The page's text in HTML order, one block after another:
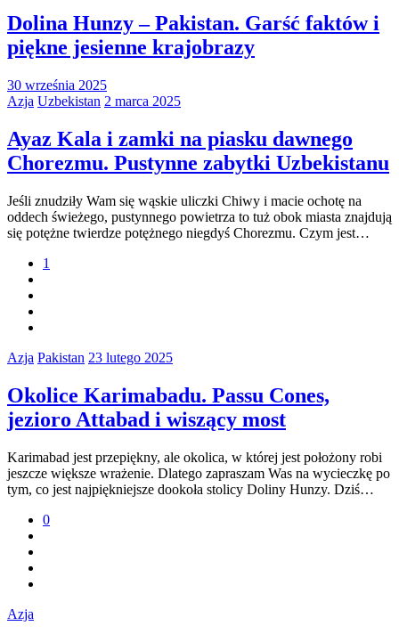
Dolina Hunzy – Pakistan. Garść faktów i
piękne jesienne krajobrazy
30 września 2025
Azja Uzbekistan 2 marca 2025
Ayaz Kala i zamki na piasku dawnego
Chorezmu. Pustynne zabytki Uzbekistanu
Jeśli znudziły Wam się wąskie uliczki Chiwy i macie ochotę na
oddech świeżego, pustynnego powietrza to tuż obok miasta znajdują
się potężne twierdze potężnego niegdyś Chorezmu. Czym jest…
1
Azja Pakistan 23 lutego 2025
Okolice Karimabadu. Passu Cones,
jezioro Attabad i wiszący most
Karimabad jest przepiękny, ale okolica, w której jest położony robi
jeszcze większe wrażenie. Dlatego zapraszam Was na wycieczkę po
tym, co jest najpiękniejsze dookoła stolicy Doliny Hunzy. Dziś…
0
Azja